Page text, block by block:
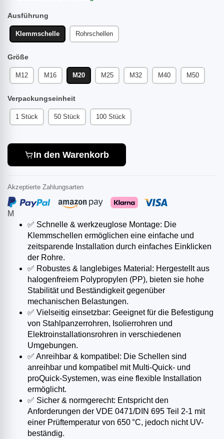
M
✅ Schnelle & werkzeuglose Montage: Die
Klemmschellen ermöglichen eine einfache und
zeitsparende Installation durch einfaches Einklicken
der Rohre.​
✅ Robustes & langlebiges Material: Hergestellt aus
halogenfreiem Polypropylen (PP), bieten sie hohe
Stabilität und Beständigkeit gegenüber
mechanischen Belastungen.​
✅ Vielseitig einsetzbar: Geeignet für die Befestigung
von Stahlpanzerrohren, Isolierrohren und
Elektroinstallationsrohren in verschiedenen
Umgebungen.​
✅ Anreihbar & kompatibel: Die Schellen sind
anreihbar und kompatibel mit Multi-Quick- und
proQuick-Systemen, was eine flexible Installation
ermöglicht.​
✅ Sicher & normgerecht: Entspricht den
Anforderungen der VDE 0471/DIN 695 Teil 2-1 mit
einer Prüftemperatur von 650 °C, jedoch nicht UV-
beständig.​
Ausführung
Klemmschelle Rohrschellen
Größe
M12 M16 M20 M25 M32 M40 M50
Verpackungseinheit
1 Stück 50 Stück 100 Stück
In den Warenkorb
Akzeptierte Zahlungsarten